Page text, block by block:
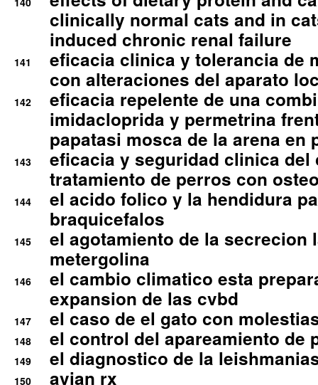
clinically normal cats and in
induced chronic renal failure
141
eficacia clinica y tolerancia de
con alteraciones del aparato
142
eficacia repelente de una
imidacloprida y permetrina
papatasi mosca de la arena en
143
eficacia y seguridad clinica del
tratamiento de perros con
144
el acido folico y la hendidura
braquicefalos
145
el agotamiento de la secrecion
metergolina
146
el cambio climatico esta
expansion de las cvbd
147 el caso de el gato con
148 el control del apareamiento de
149 el diagnostico de la
150 avian rx